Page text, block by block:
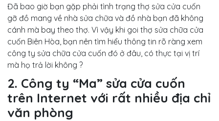
Đã bao giờ bạn gặp phải tình trạng thợ sửa cửa cuốn
gỡ đồ mang về nhà sửa chữa và đồ nhà bạn đã không
cánh mà bay theo thợ. Vì vậy khi goi thợ sửa chữa cửa
cuốn Biên Hòa, bạn nên tìm hiểu thông tin rõ ràng xem
công ty sửa chữa cửa cuốn đó ở đâu, có thực tại vị trí
mà họ trả lời không ?
2. Công ty “Ma” sửa cửa cuốn
trên Internet với rất nhiều địa chỉ
văn phòng